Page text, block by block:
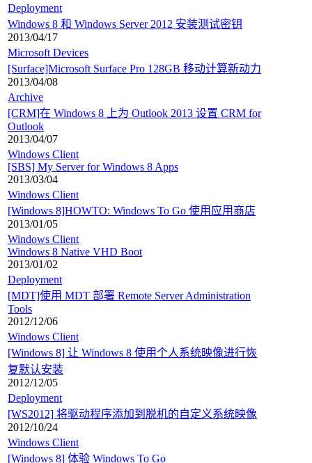
Deployment
Windows 8 和 Windows Server 2012 安装测试密钥
2013/04/17
Microsoft Devices
[Surface]Microsoft Surface Pro 128GB 移动计算新动力
2013/04/08
Archive
[CRM]在 Windows 8 上为 Outlook 2013 设置 CRM for
Outlook
2013/04/07
Windows Client
[SBS] My Server for Windows 8 Apps
2013/03/04
Windows Client
[Windows 8]HOWTO: Windows To Go 使用应用商店
2013/01/05
Windows Client
Windows 8 Native VHD Boot
2013/01/02
Deployment
[MDT]使用 MDT 部署 Remote Server Administration
Tools
2012/12/06
Windows Client
[Windows 8] 让 Windows 8 使用个人系统映像进行恢
复默认安装
2012/12/05
Deployment
[WS2012] 将驱动程序添加到脱机的自定义系统映像
2012/10/24
Windows Client
[Windows 8] 体验 Windows To Go